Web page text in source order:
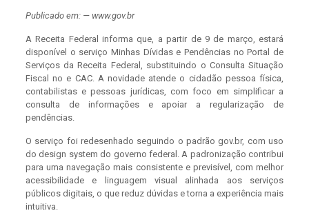
Publicado em: — www.gov.br
A Receita Federal informa que, a partir de 9 de março, estará
disponível o serviço Minhas Dívidas e Pendências no Portal de
Serviços da Receita Federal, substituindo o Consulta Situação
Fiscal no e CAC. A novidade atende o cidadão pessoa física,
contabilistas e pessoas jurídicas, com foco em simplificar a
consulta de informações e apoiar a regularização de
pendências.
O serviço foi redesenhado seguindo o padrão gov.br, com uso
do design system do governo federal. A padronização contribui
para uma navegação mais consistente e previsível, com melhor
acessibilidade e linguagem visual alinhada aos serviços
públicos digitais, o que reduz dúvidas e torna a experiência mais
intuitiva.